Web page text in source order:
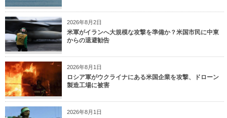
2026年8月2日
米軍がイランへ大規模な攻撃を準備か？米国市民に中東
からの退避勧告
2026年8月1日
ロシア軍がウクライナにある米国企業を攻撃、ドローン
製造工場に被害
2026年8月1日